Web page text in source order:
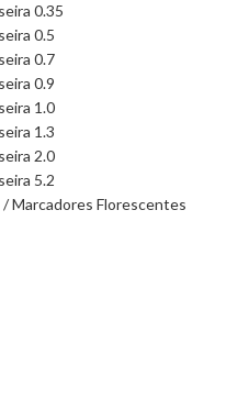
0.35
0.5
0.7
0.9
1.0
1.3
2.0
5.2
Marcadores Florescentes